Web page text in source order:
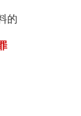
的